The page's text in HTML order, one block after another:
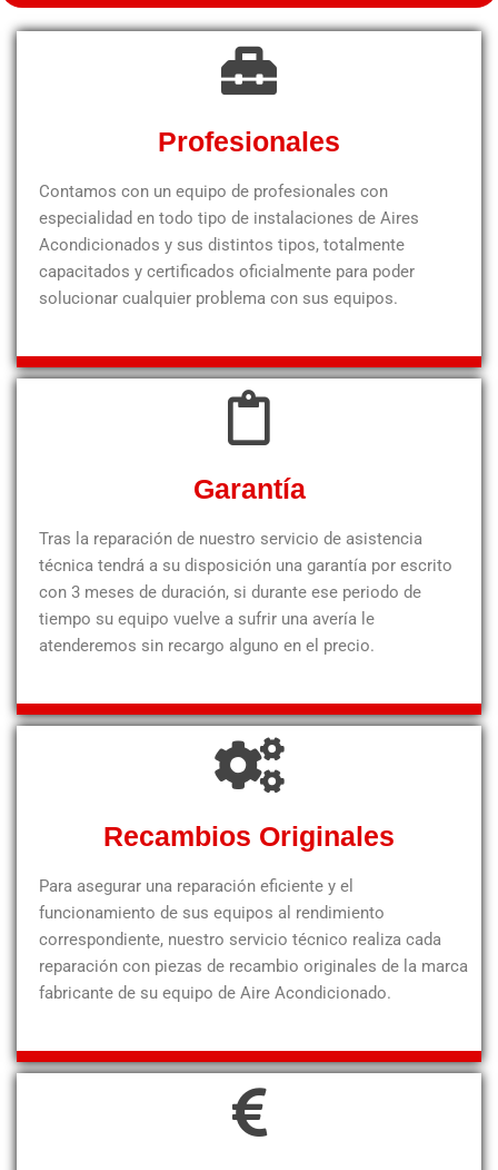
Profesionales
Contamos con un equipo de profesionales con
especialidad en todo tipo de instalaciones de Aires
Acondicionados y sus distintos tipos, totalmente
capacitados y certificados oficialmente para poder
solucionar cualquier problema con sus equipos.
Garantía
Tras la reparación de nuestro servicio de asistencia
técnica tendrá a su disposición una garantía por escrito
con 3 meses de duración, si durante ese periodo de
tiempo su equipo vuelve a sufrir una avería le
atenderemos sin recargo alguno en el precio.
Recambios Originales
Para asegurar una reparación eficiente y el
funcionamiento de sus equipos al rendimiento
correspondiente, nuestro servicio técnico realiza cada
reparación con piezas de recambio originales de la marca
fabricante de su equipo de Aire Acondicionado.